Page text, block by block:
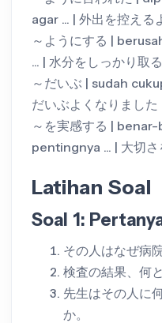
agar ... | 外出を控える
～ようにする |
... | 水分をしっかり取
～だいぶ | sudah
だいぶよくなりました
～を実感する |
pentingnya ... | 大切さ
Latihan Soal
Soal 1:
その人はなぜ病
検査の結果、何
先生はその人に
か。